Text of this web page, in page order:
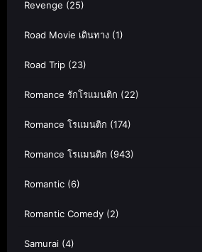
Revenge (25)
Road Movie เดินทาง (1)
Road Trip (23)
Romance รักโรแมนติก (22)
Romance โรแมนติก (174)
Romance โรแมนติก (943)
Romantic (6)
Romantic Comedy (2)
Samurai (4)